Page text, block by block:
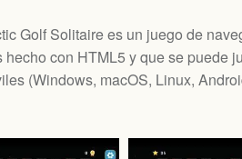
Golf Solitaire es un juego de
hecho con HTML5 y que se puede
(Windows, macOS, Linux,